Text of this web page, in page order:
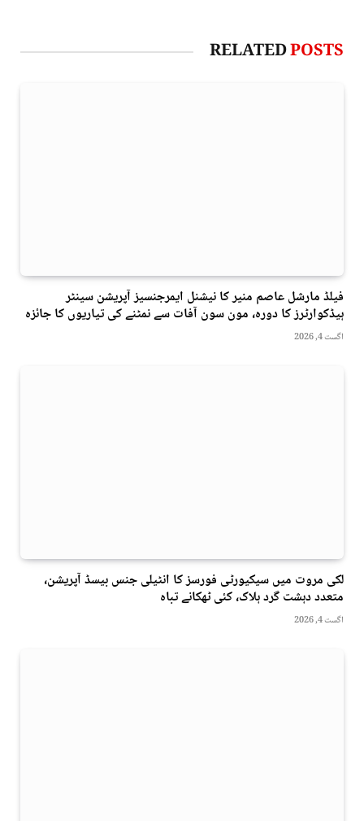
RELATEDPOSTS
فیلڈ مارشل عاصم منیر کا نیشنل ایمرجنسیز آپریشن سینٹر
ہیڈکوارٹرز کا دورہ، مون سون آفات سے نمٹنے کی تیاریوں کا جائزہ
اگست 4, 2026
لکی مروت میں سیکیورٹی فورسز کا انٹیلی جنس بیسڈ آپریشن،
متعدد دہشت گرد ہلاک، کئی ٹھکانے تباہ
اگست 4, 2026